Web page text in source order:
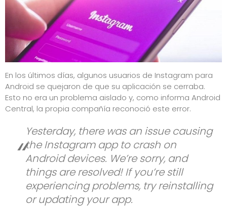
En los últimos días, algunos usuarios de Instagram para
Android se quejaron de que su aplicación se cerraba.
Esto no era un problema aislado y, como informa Android
Central, la propia compañía reconoció este error.
Yesterday, there was an issue causing
the Instagram app to crash on
Android devices. We’re sorry, and
things are resolved! If you’re still
experiencing problems, try reinstalling
or updating your app.